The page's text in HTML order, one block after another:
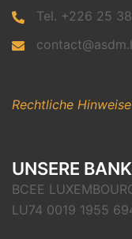
Tel. +226 25
Rechtliche Hinweise
UNSERE
BCEE
LU74 0019 1955